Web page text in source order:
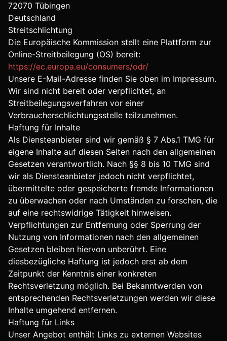
72070 Tübingen
Deutschland
Streitschlichtung
Die Europäische Kommission stellt eine Plattform zur
Online-Streitbeilegung (OS) bereit:
https://ec.europa.eu/consumers/odr/
Unsere E-Mail-Adresse finden Sie oben im Impressum.
Wir sind nicht bereit oder verpflichtet, an
Streitbeilegungsverfahren vor einer
Verbraucherschlichtungsstelle teilzunehmen.
Haftung für Inhalte
Als Diensteanbieter sind wir gemäß § 7 Abs.1 TMG für
eigene Inhalte auf diesen Seiten nach den allgemeinen
Gesetzen verantwortlich. Nach §§ 8 bis 10 TMG sind
wir als Diensteanbieter jedoch nicht verpflichtet,
übermittelte oder gespeicherte fremde Informationen
zu überwachen oder nach Umständen zu forschen, die
auf eine rechtswidrige Tätigkeit hinweisen.
Verpflichtungen zur Entfernung oder Sperrung der
Nutzung von Informationen nach den allgemeinen
Gesetzen bleiben hiervon unberührt. Eine
diesbezügliche Haftung ist jedoch erst ab dem
Zeitpunkt der Kenntnis einer konkreten
Rechtsverletzung möglich. Bei Bekanntwerden von
entsprechenden Rechtsverletzungen werden wir diese
Inhalte umgehend entfernen.
Haftung für Links
Unser Angebot enthält Links zu externen Websites